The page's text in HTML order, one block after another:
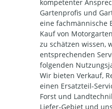
kompetenter
Gartenprofis und
eine fachmännische
Kauf von
zu schätzen wissen,
entsprechenden
folgenden
Wir bieten Verkauf,
einen Ersatzteil-
Forst und
Liefer-Gebiet und